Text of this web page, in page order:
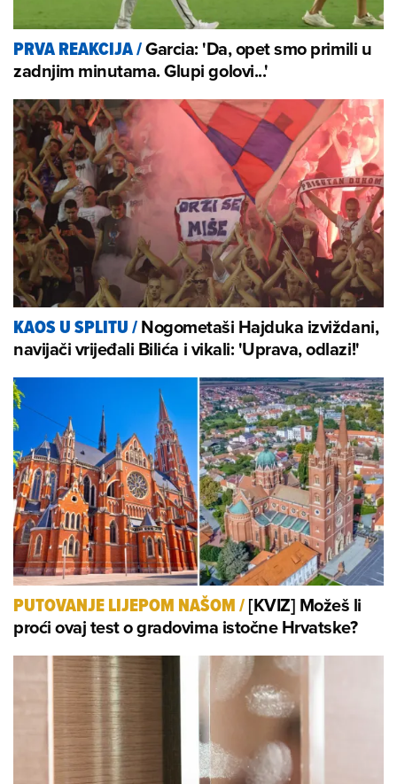
PRVA REAKCIJA/Garcia: 'Da, opet smo primili u
zadnjim minutama. Glupi golovi...'
KAOS U SPLITU/Nogometaši Hajduka izviždani,
navijači vrijeđali Bilića i vikali: 'Uprava, odlazi!'
PUTOVANJE LIJEPOM NAŠOM/[KVIZ] Možeš li
proći ovaj test o gradovima istočne Hrvatske?